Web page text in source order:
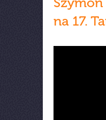
na 17.